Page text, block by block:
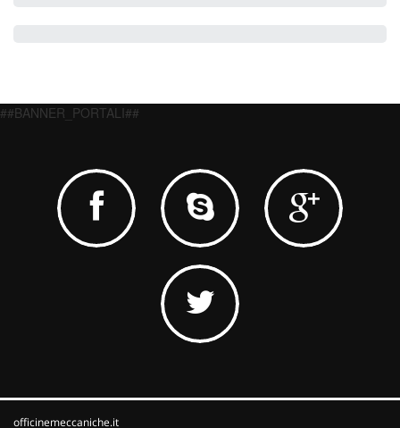
##BANNER_PORTALI##
officinemeccaniche.it